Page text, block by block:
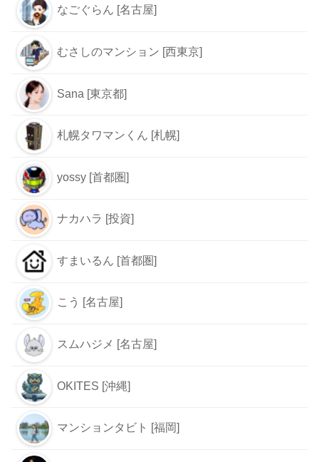
なごぐらん [名古屋]
むさしのマンション [西東京]
Sana [東京都]
札幌タワマンくん [札幌]
yossy [首都圏]
ナカハラ [投資]
すまいるん [首都圏]
こう [名古屋]
スムハジメ [名古屋]
OKITES [沖縄]
マンションタビト [福岡]